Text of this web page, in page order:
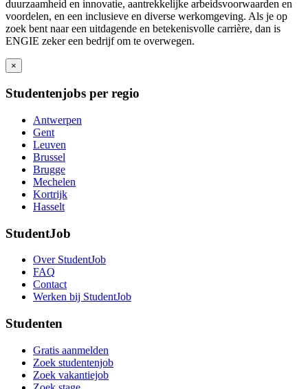
duurzaamheid en innovatie, aantrekkelijke arbeidsvoorwaarden en
voordelen, en een inclusieve en diverse werkomgeving. Als je op
zoek bent naar een uitdagende en betekenisvolle carrière, dan is
ENGIE zeker een bedrijf om te overwegen.
×
Studentenjobs per regio
Antwerpen
Gent
Leuven
Brussel
Brugge
Mechelen
Kortrijk
Hasselt
StudentJob
Over StudentJob
FAQ
Contact
Werken bij StudentJob
Studenten
Gratis aanmelden
Zoek studentenjob
Zoek vakantiejob